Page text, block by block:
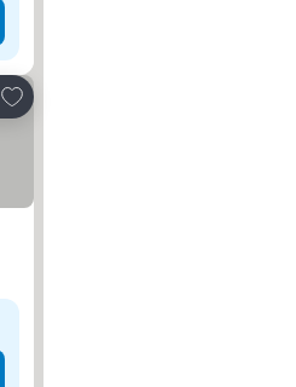
Lisää suosikkeihin